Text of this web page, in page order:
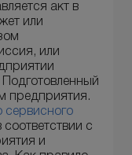
акт в
или
или
предприятия.
сервисного
с
и